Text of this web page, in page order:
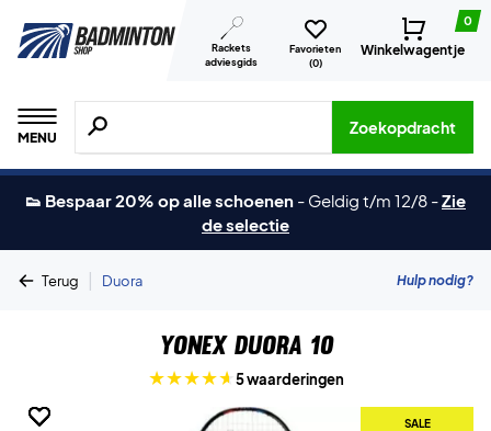
Rackets
adviesgids
Favorieten
(0)
0
Winkelwagentje
MENU
Zoeken naar producten, merken etc.
Zoekopdracht
👟 Bespaar 20% op alle schoenen - Geldig t/m 12/8 -Zie
de selectie
Terug | Duora Hulp nodig?
Yonex Duora 10
5 waarderingen
SALE
SALE
SALE
SALE
SALE
SALE